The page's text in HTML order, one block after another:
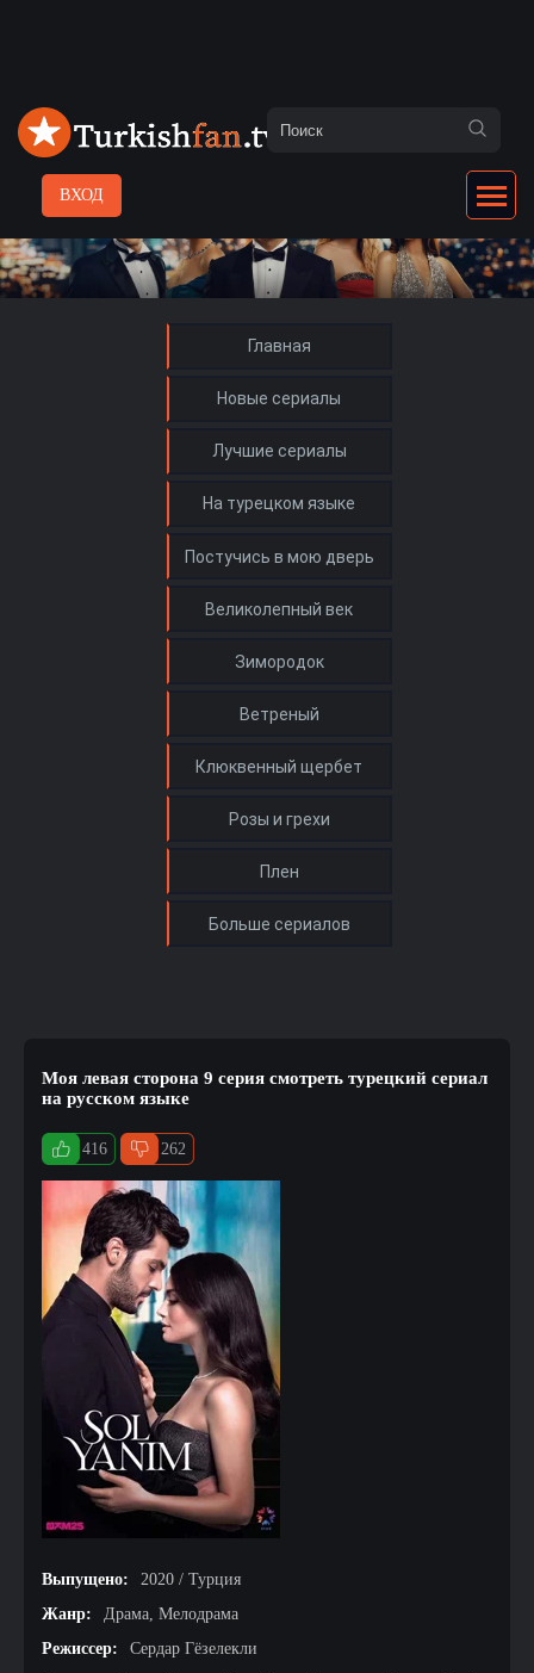
ВХОД
Главная
Новые сериалы
Лучшие сериалы
На турецком языке
Моя левая сторона 9 серия смотреть турецкий сериал
на русском языке
416 262
Выпущено:
2020 / Турция
Жанр:
Драма, Мелодрама
Режиссер:
Сердар Гёзелекли